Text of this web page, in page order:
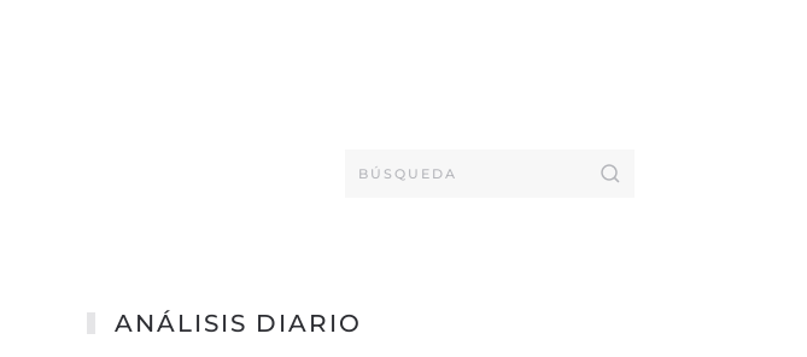
ANÁLISIS DIARIO